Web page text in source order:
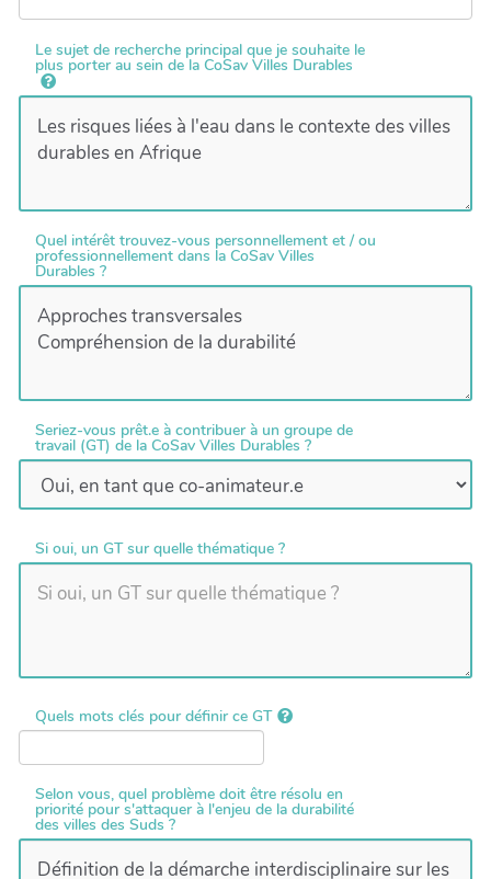
Le sujet de recherche principal que je souhaite le
plus porter au sein de la CoSav Villes Durables
Quel intérêt trouvez-vous personnellement et / ou
professionnellement dans la CoSav Villes
Durables ?
Seriez-vous prêt.e à contribuer à un groupe de
travail (GT) de la CoSav Villes Durables ?
Si oui, un GT sur quelle thématique ?
Quels mots clés pour définir ce GT
Selon vous, quel problème doit être résolu en
priorité pour s'attaquer à l'enjeu de la durabilité
des villes des Suds ?